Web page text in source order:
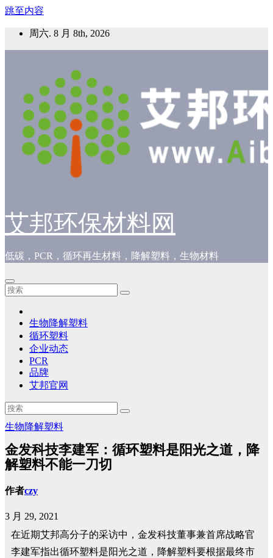
跳至内容
周六. 8 月 8th, 2026
艾邦环保材料网
低碳，PCR，循环再生材料，降解塑料，生物材料
生物降解塑料
循环塑料
企业动态
PCR
品牌
艾邦官网
生物降解塑料
金发科技李建军：循环塑料是阳光之道，降
解塑料不能一刀切
作者czy
3 月 29, 2021
在近期艾邦高分子的采访中，金发科技董事兼首席战略官
李建军指出循环塑料是阳光之道，降解塑料要根据最终市